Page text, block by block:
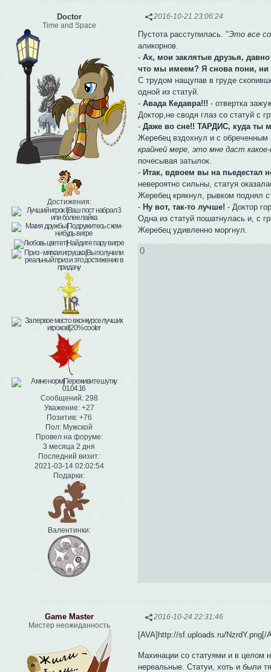
2016-10-21 23:06:24
Doctor
Time and Space
Достижения:
Сообщений:298
Уважение: +27
Позитив: +76
Пол: Мужской
Провел на форуме:
3 месяца 2 дня
Последний визит:
2021-03-14 02:02:54
Подарки:
Валентинки:
Пустота расступилась. "Это все
аликорнов.
-Ах, мои заклятые друзья,
что мы имеем? Я снова пони, ни
С трудом нащупав в груде
одной из статуй.
-Авада Кедавра!!!- отвертка
Доктор,не сводя глаз со статуй с
-Даже во сне!! ТАРДИС, куда ты
Жеребец вздохнул и с обреченным
крайней мере, это мне даст
почесывая затылок.
- Итак, вдвоем вы на пьедестал
невероятно сильны, статуя
Жеребец крякнул, рывком поднял
- Ну вот, так-то лучше! - Доктор
Одна из статуй пошатнулась и, с
Жеребец удивленно моргнул.
0
2016-10-24 22:31:46
Game Master
Мистер неожиданность
[AVA]http://sf.uploads.ru/
Махинации со статуями и в целом
нереальные. Статуи, хоть и были